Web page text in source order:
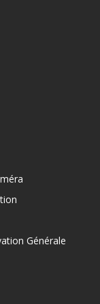
Générale